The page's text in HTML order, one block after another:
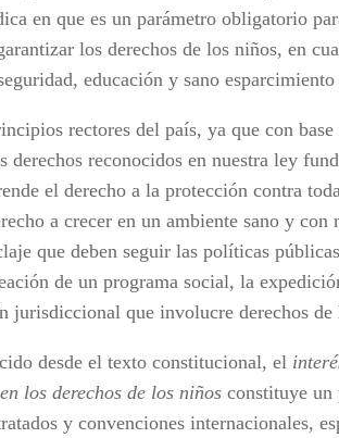
en que es un parámetro obligatorio
los derechos de los niños, en
educación y sano
rectores del país, ya que con base
derechos reconocidos en nuestra ley
el derecho a la protección contra
a crecer en un ambiente sano y con
que deben seguir las políticas
de un programa social, la
jurisdiccional que involucre derechos de
desde el texto constitucional, el
los derechos de los niños constituye
y convenciones internacionales,